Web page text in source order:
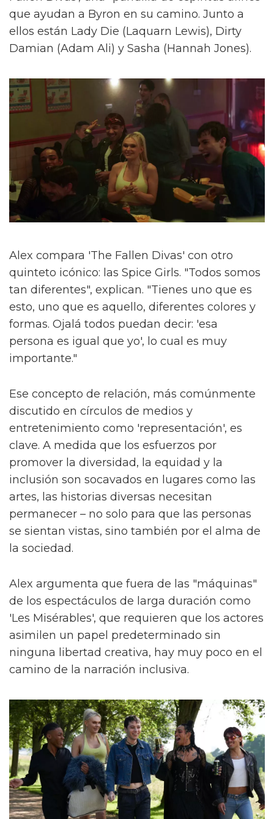
que ayudan a Byron en su camino. Junto a
ellos están Lady Die (Laquarn Lewis), Dirty
Damian (Adam Ali) y Sasha (Hannah Jones).
Alex compara 'The Fallen Divas' con otro
quinteto icónico: las Spice Girls. "Todos somos
tan diferentes", explican. "Tienes uno que es
esto, uno que es aquello, diferentes colores y
formas. Ojalá todos puedan decir: 'esa
persona es igual que yo', lo cual es muy
importante."
Ese concepto de relación, más comúnmente
discutido en círculos de medios y
entretenimiento como 'representación', es
clave. A medida que los esfuerzos por
promover la diversidad, la equidad y la
inclusión son socavados en lugares como las
artes, las historias diversas necesitan
permanecer – no solo para que las personas
se sientan vistas, sino también por el alma de
la sociedad.
Alex argumenta que fuera de las "máquinas"
de los espectáculos de larga duración como
'Les Misérables', que requieren que los actores
asimilen un papel predeterminado sin
ninguna libertad creativa, hay muy poco en el
camino de la narración inclusiva.